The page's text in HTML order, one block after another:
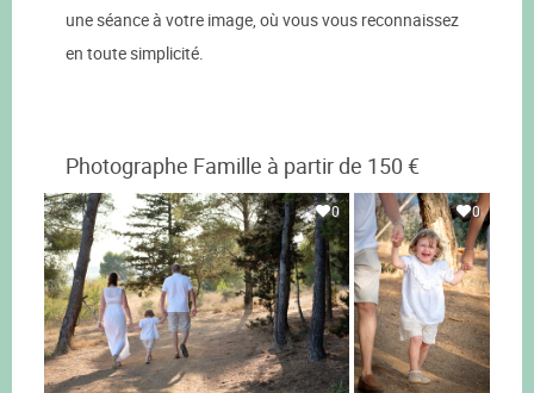
une séance à votre image, où vous vous reconnaissez
en toute simplicité.
Photographe Famille à partir de 150 €
0 0